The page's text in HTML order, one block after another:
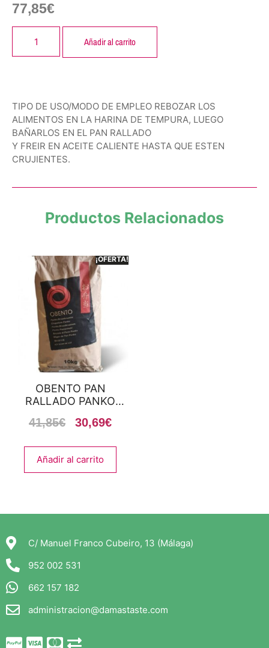
77,85€
Añadir al carrito
TIPO DE USO/MODO DE EMPLEO REBOZAR LOS
ALIMENTOS EN LA HARINA DE TEMPURA, LUEGO
BAÑARLOS EN EL PAN RALLADO
Y FREIR EN ACEITE CALIENTE HASTA QUE ESTEN
CRUJIENTES.
Productos Relacionados
¡OFERTA!
OBENTO PAN
RALLADO PANKO
41,85€ 30,69€
Añadir al carrito
C/ Manuel Franco Cubeiro, 13 (Málaga)
952 002 531
662 157 182
administracion@damastaste.com